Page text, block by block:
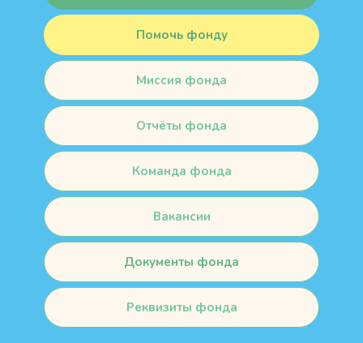
Команда фонда
Вакансии
Помочь фонду
Миссия фонда
Отчёты фонда
Документы фонда
Реквизиты фонда